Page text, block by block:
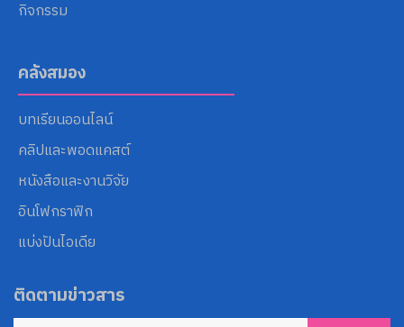
กิจกรรม
คลังสมอง
บทเรียนออนไลน์
คลิปและพอดแคสต์
หนังสือและงานวิจัย
อินโฟกราฟิก
แบ่งปันไอเดีย
ติดตามข่าวสาร